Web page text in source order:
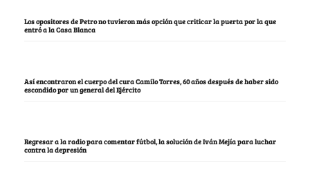
Los opositores de Petro no tuvieron más opción que criticar la puerta por la que
entró a la Casa Blanca
Así encontraron el cuerpo del cura Camilo Torres, 60 años después de haber sido
escondido por un general del Ejército
Regresar a la radio para comentar fútbol, la solución de Iván Mejía para luchar
contra la depresión